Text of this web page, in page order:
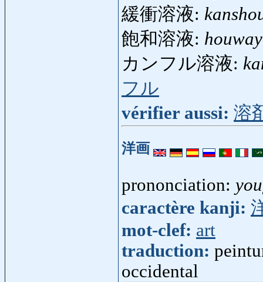
緩衝溶液:
飽和溶液:
カンフル溶液:
フル
vérifier aussi: 溶
洋画
prononciation:
caractère kanji:
mot-clef: art
traduction:
occidental